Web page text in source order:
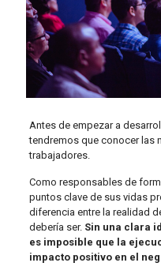
Antes de empezar a
tendremos que conocer las
trabajadores.
Como responsables de
puntos clave de sus vidas
diferencia entre la realidad
debería ser. Sin una clara
es imposible que la
impacto positivo en el